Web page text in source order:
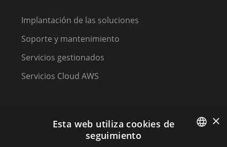
Implantación de las soluciones
Soporte y mantenimiento
Servicios gestionados
Servicios Cloud AWS
×
Esta web utiliza cookies de
seguimiento